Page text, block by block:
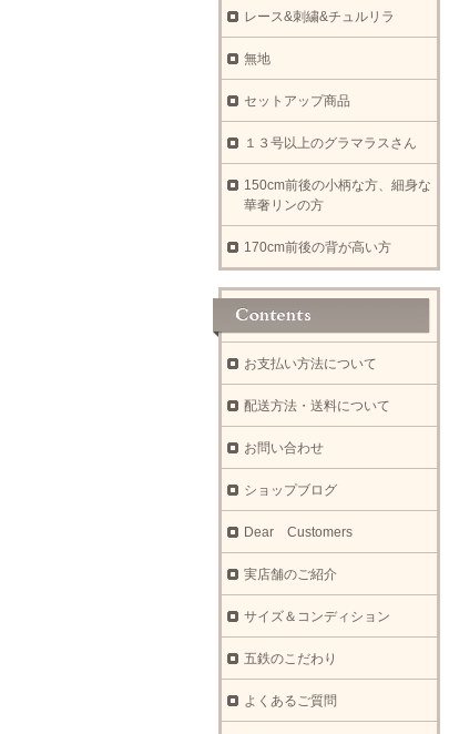
レース&刺繍&チュルリラ
無地
セットアップ商品
１３号以上のグラマラスさん
150cm前後の小柄な方、細身な
華奢リンの方
170cm前後の背が高い方
お支払い方法について
配送方法・送料について
お問い合わせ
ショップブログ
Dear Customers
実店舗のご紹介
サイズ＆コンディション
五鉄のこだわり
よくあるご質問